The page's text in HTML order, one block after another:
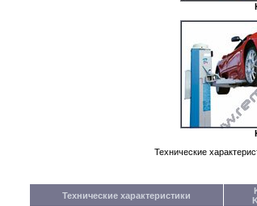
Технические
Технические характеристики